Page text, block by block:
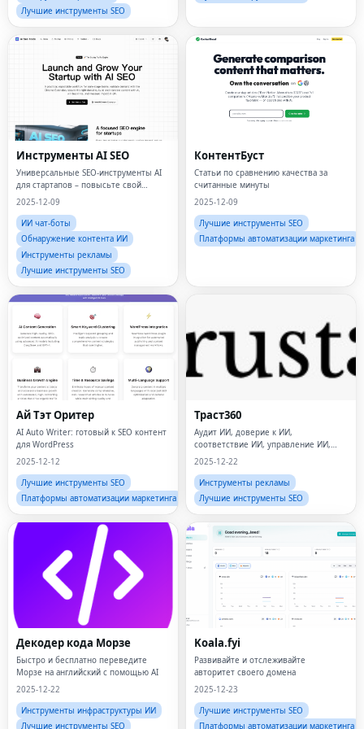
Лучшие инструменты SEO
Инструменты AI SEO
Универсальные SEO-инструменты AI
для стартапов – повысьте свой
рейтинг Ef
2025-12-09
ИИ чат-боты
Обнаружение контента ИИ
Инструменты рекламы
Лучшие инструменты SEO
КонтентБуст
Статьи по сравнению качества за
считанные минуты
2025-12-09
Лучшие инструменты SEO
Платформы автоматизации маркетинга
Ай Тэт Оритер
AI Auto Writer: готовый к SEO контент
для WordPress
2025-12-12
Лучшие инструменты SEO
Платформы автоматизации маркетинга
Траст360
Аудит ИИ, доверие к ИИ,
соответствие ИИ, управление ИИ,
управление рисками ИИ,
конфиденциальность данных, защита
данных,
2025-12-22
Инструменты рекламы
Лучшие инструменты SEO
Декодер кода Морзе
Быстро и бесплатно переведите
Морзе на английский с помощью AI
2025-12-22
Инструменты инфраструктуры ИИ
Лучшие инструменты SEO
Koala.fyi
Развивайте и отслеживайте
авторитет своего домена
2025-12-23
Лучшие инструменты SEO
Платформы автоматизации маркетинга